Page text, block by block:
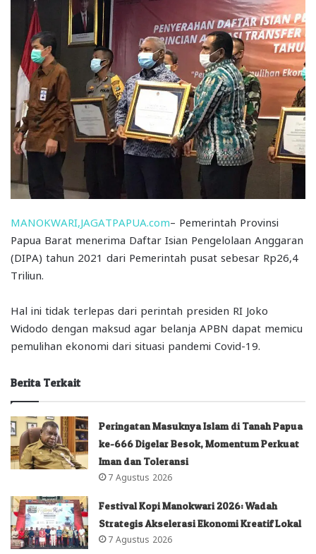
MANOKWARI,JAGATPAPUA.com– Pemerintah Provinsi
Papua Barat menerima Daftar Isian Pengelolaan Anggaran
(DIPA) tahun 2021 dari Pemerintah pusat sebesar Rp26,4
Triliun.
Hal ini tidak terlepas dari perintah presiden RI Joko
Widodo dengan maksud agar belanja APBN dapat memicu
pemulihan ekonomi dari situasi pandemi Covid-19.
Berita Terkait
Peringatan Masuknya Islam di Tanah Papua
ke-666 Digelar Besok, Momentum Perkuat
Iman dan Toleransi
7 Agustus 2026
Festival Kopi Manokwari 2026: Wadah
Strategis Akselerasi Ekonomi Kreatif Lokal
7 Agustus 2026